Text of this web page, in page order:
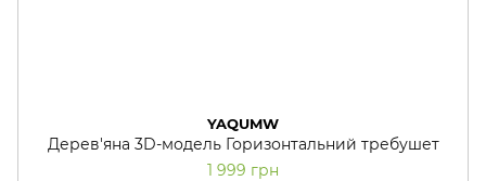
YAQUMW
Дерев'яна 3D-модель Горизонтальний требушет
1 999 грн